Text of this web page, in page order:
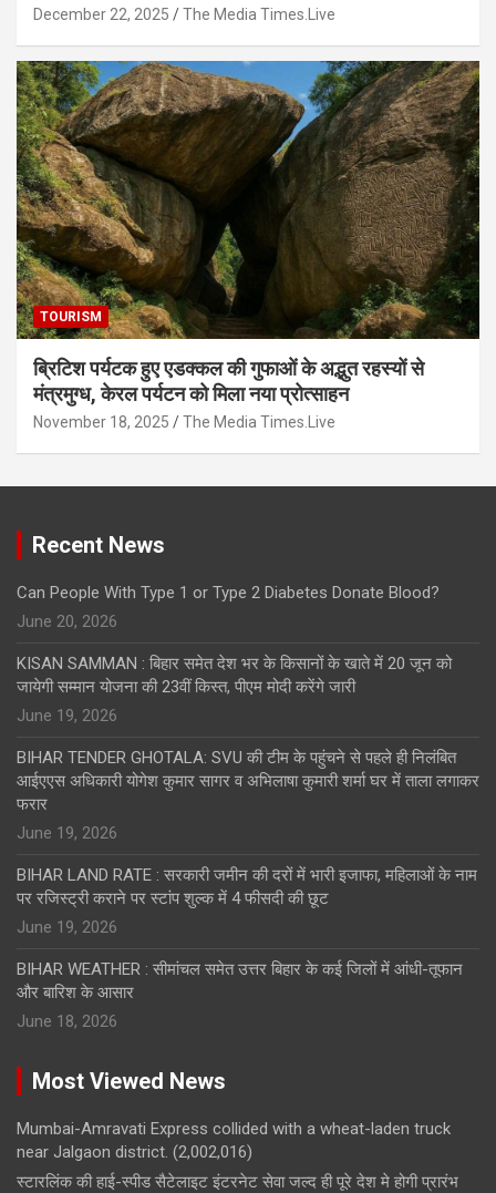
December 22, 2025 The Media Times.Live
TOURISM
ब्रिटिश पर्यटक हुए एडक्कल की गुफाओं के अद्भुत रहस्यों से
मंत्रमुग्ध, केरल पर्यटन को मिला नया प्रोत्साहन
November 18, 2025 The Media Times.Live
Recent News
Can People With Type 1 or Type 2 Diabetes Donate Blood?
June 20, 2026
KISAN SAMMAN : बिहार समेत देश भर के किसानों के खाते में 20 जून को
जायेगी सम्मान योजना की 23वीं किस्त, पीएम मोदी करेंगे जारी
June 19, 2026
BIHAR TENDER GHOTALA: SVU की टीम के पहुंचने से पहले ही निलंबित
आईएएस अधिकारी योगेश कुमार सागर व अभिलाषा कुमारी शर्मा घर में ताला लगाकर
फरार
June 19, 2026
BIHAR LAND RATE : सरकारी जमीन की दरों में भारी इजाफा, महिलाओं के नाम
पर रजिस्ट्री कराने पर स्टांप शुल्क में 4 फीसदी की छूट
June 19, 2026
BIHAR WEATHER : सीमांचल समेत उत्तर बिहार के कई जिलों में आंधी-तूफान
और बारिश के आसार
June 18, 2026
Most Viewed News
Mumbai-Amravati Express collided with a wheat-laden truck
near Jalgaon district. (2,002,016)
स्टारलिंक की हाई-स्पीड सैटेलाइट इंटरनेट सेवा जल्द ही पूरे देश मे होगी प्रारंभ